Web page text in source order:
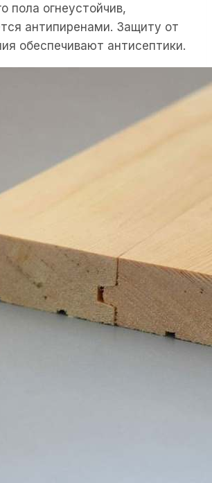
пола огнеустойчив,
антипиренами. Защиту от
обеспечивают антисептики.